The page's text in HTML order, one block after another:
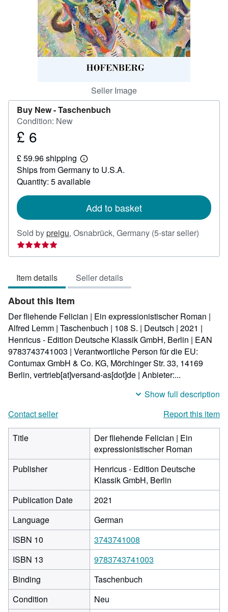
Seller Image
Buy New -Taschenbuch
Condition: New
Price
6
£ 6
£ 59.96 shipping
Learn
more
about
shipping
Ships from Germany to U.S.A.
Quantity: 5 available
Add to basket
Sold bypreigu, Osnabrück, Germany (5-star seller)
5
Item details Seller details
About this Item
Der fliehende Felician | Ein expressionistischer Roman |
Alfred Lemm | Taschenbuch | 108 S. | Deutsch | 2021 |
Henricus - Edition Deutsche Klassik GmbH, Berlin | EAN
9783743741003 | Verantwortliche Person für die EU:
Contumax GmbH & Co. KG, Mörchinger Str. 33, 14169
Berlin, vertrieb[at]versand-as[dot]de | Anbieter:...
Show full description
Contact seller
Report this item
Title
Der fliehende Felician | Ein
expressionistischer Roman
Publisher
Henricus - Edition Deutsche
Klassik GmbH, Berlin
Publication Date
2021
Language
German
ISBN 10
3743741008
ISBN 13
9783743741003
Binding
Taschenbuch
Condition
Neu